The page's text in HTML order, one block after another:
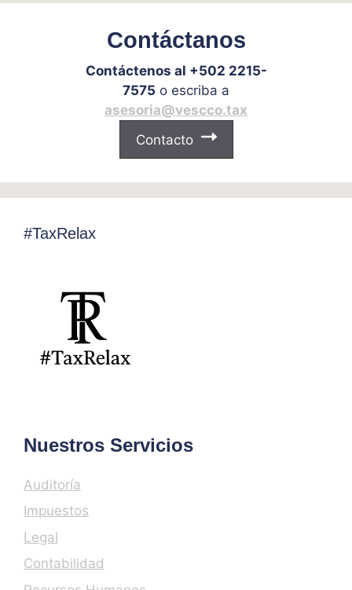
Contáctanos
Contáctenos al +502 2215-
7575 o escriba a
asesoria@vescco.tax
Contacto
#TaxRelax
Nuestros Servicios
Auditoría
Impuestos
Legal
Contabilidad